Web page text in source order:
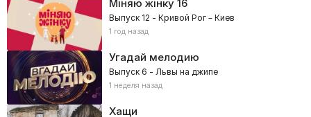
Міняю жінку16
Выпуск 12 - Кривой Рог – Киев
1 год назад
Угадай мелодию
Выпуск 6 - Львы на джипе
1 неделя назад
Хащи